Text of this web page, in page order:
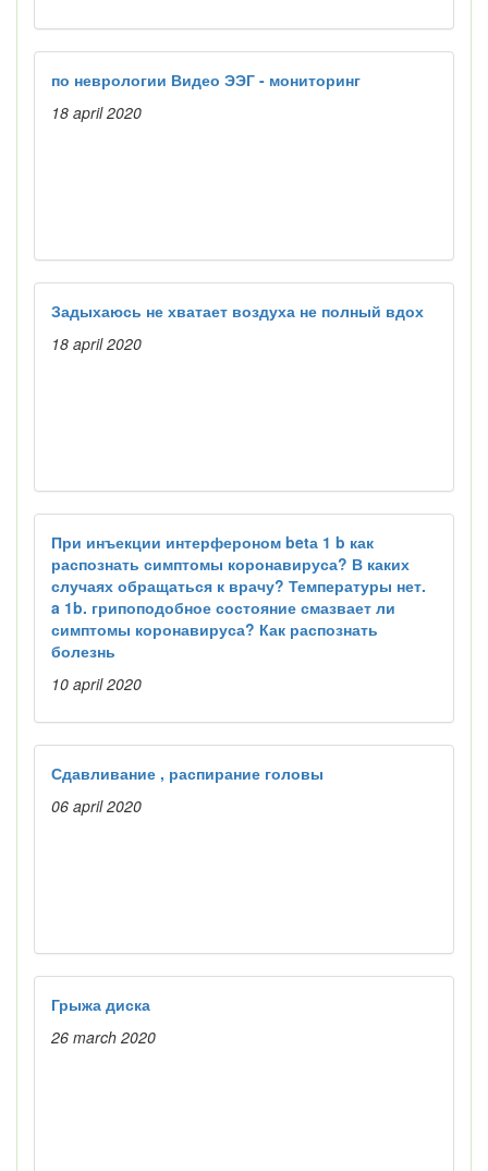
по неврологии Видео ЭЭГ - мониторинг
18 april 2020
Задыхаюсь не хватает воздуха не полный вдох
18 april 2020
При инъекции интерфероном betа 1 b как
распознать симптомы коронавируса? В каких
случаях обращаться к врачу? Температуры нет.
a 1b. грипоподобное состояние смазвает ли
симптомы коронавируса? Как распознать
болезнь
10 april 2020
Сдавливание , распирание головы
06 april 2020
Грыжа диска
26 march 2020